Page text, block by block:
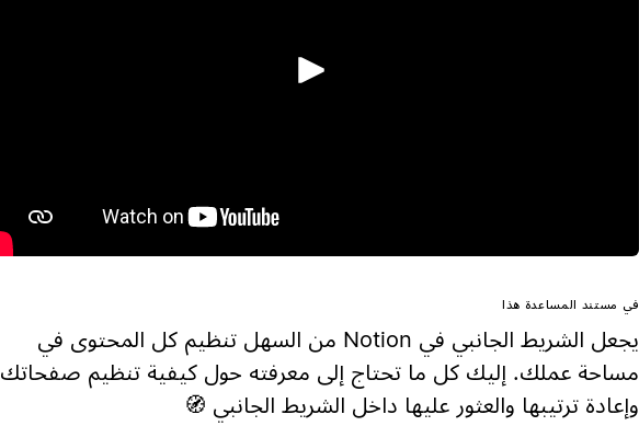
تشغيل
في مستند المساعدة هذا
يجعل الشريط الجانبي في Notion من السهل تنظيم كل المحتوى في
مساحة عملك. إليك كل ما تحتاج إلى معرفته حول كيفية تنظيم صفحاتك
وإعادة ترتيبها والعثور عليها داخل الشريط الجانبي 🧭